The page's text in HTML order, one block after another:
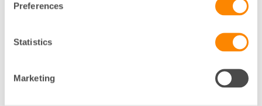
Preferences
Statistics
Marketing
myndigheterna klargör de ändrade energireglerna för
byggnader är detta en nödvändig insats vi gör för att
säkerställa att fastighetssektorn kan bidra till EU:s
hållbarhetsmål enligt taxonomin.